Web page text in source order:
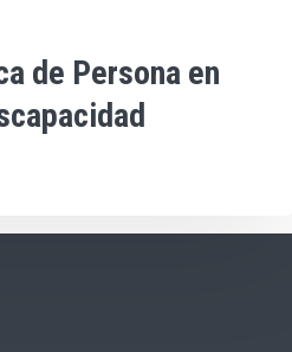
de Persona en